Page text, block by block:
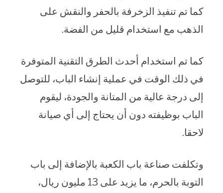
كما تم تنفيذ الزخرفة بالحفر والنقش على
الذهب مع استخدام قليل من الفضة.
كما تم استخدام أحدث الطرق التقنية المتوفرة
في ذلك الوقت في عملية إنشاء الباب، للتوصل
إلى درجة عالية من المتانة والجودة، ليقوم
الباب بوظيفته دون أن يحتاج إلى أي صيانة
لاحقا.
وتكلفت صناعة باب الكعبة بالإضافة إلى باب
التوبة بالحرم، ما يزيد على 13 مليون ريال،